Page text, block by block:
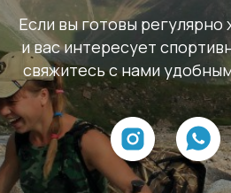
Если вы готовы регулярно
и вас интересует
свяжитесь с нами